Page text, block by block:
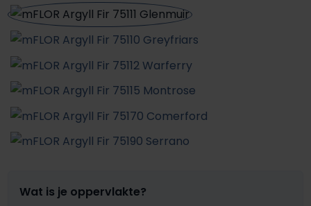
Wat is je oppervlakte?